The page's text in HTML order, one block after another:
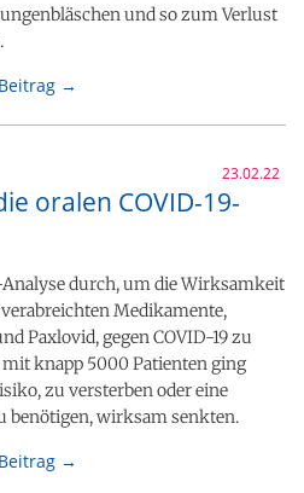
und so zum Verlust
→
23.02.22
oralen COVID-19-
durch, um die Wirksamkeit
Medikamente,
Paxlovid, gegen COVID-19 zu
knapp 5000 Patienten ging
zu versterben oder eine
benötigen, wirksam senkten.
→